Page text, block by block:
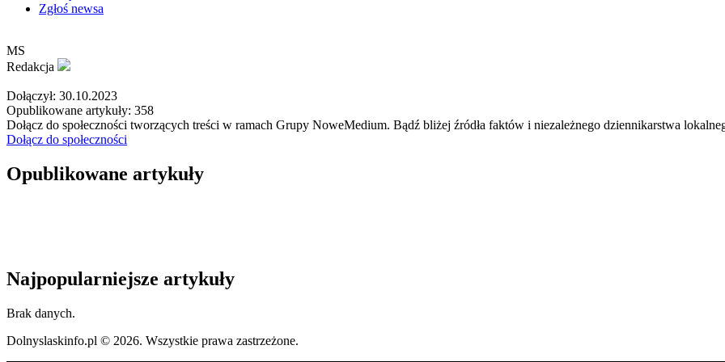
Zgłoś newsa
MS
Redakcja
Dołączył: 30.10.2023
Opublikowane artykuły: 358
Dołącz do społeczności tworzących treści w ramach Grupy NoweMedium. Bądź bliżej źródła faktów i niezależnego dziennikarstwa
Dołącz do społeczności
Opublikowane artykuły
Najpopularniejsze artykuły
Brak danych.
Dolnyslaskinfo.pl © 2026. Wszystkie prawa zastrzeżone.